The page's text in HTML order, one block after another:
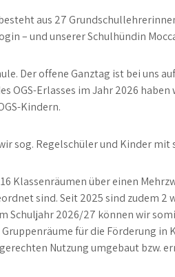
aus 27
– und unserer Schulhündin
Der offene Ganztag ist bei uns
OGS-Erlasses im Jahr 2026
Kindern.
sog. Regelschüler und Kinder
Klassenräumen über einen
sind. Seit 2025 sind zudem
Schuljahr 2026/27 können wir
für die Förderung
Nutzung umgebaut bzw.